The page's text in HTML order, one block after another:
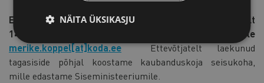
Ettevõtjate arvamused on oodatud hiljemalt
14.augustiks e-posti aadressile
merike.koppel[at]koda.ee
Ettevõtjatelt laekunud
tagasiside põhjal koostame kaubanduskoja seisukoha,
mille edastame Siseministeeriumile.
NÄITA ÜKSIKASJU